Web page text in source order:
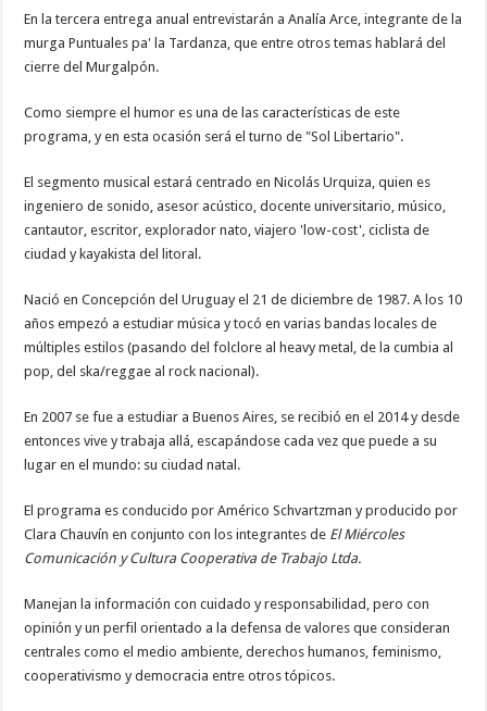
En la tercera entrega anual entrevistarán a Analía Arce, integrante de la
murga Puntuales pa' la Tardanza, que entre otros temas hablará del
cierre del Murgalpón.
Como siempre el humor es una de las características de este
programa, y en esta ocasión será el turno de "Sol Libertario".
El segmento musical estará centrado enNicolás Urquiza, quien es
ingeniero de sonido, asesor acústico, docente universitario, músico,
cantautor, escritor, explorador nato, viajero 'low-cost', ciclista de
ciudad y kayakista del litoral.
Nació en Concepción del Uruguay el 21 de diciembre de 1987. A los 10
años empezó a estudiar música y tocó en varias bandas locales de
múltiples estilos (pasando del folclore al heavy metal, de la cumbia al
pop, del ska/reggae al rock nacional).
En 2007 se fue a estudiar a Buenos Aires, se recibió en el 2014 y desde
entonces vive y trabaja allá, escapándose cada vez que puede a su
lugar en el mundo: su ciudad natal.
El programa es conducido por Américo Schvartzman y producido por
Clara Chauvín en conjunto con los integrantes de El Miércoles
Comunicación y Cultura Cooperativa de Trabajo Ltda.
Manejan la información con cuidado y responsabilidad, pero con
opinión y un perfil orientado a la defensa de valores que consideran
centrales como el medio ambiente, derechos humanos, feminismo,
cooperativismo y democracia entre otros tópicos.